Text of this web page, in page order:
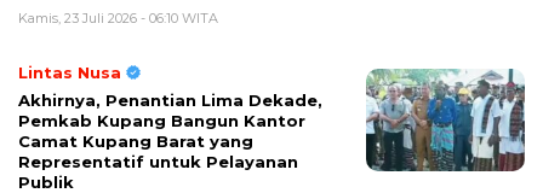
Kamis, 23 Juli 2026 - 06:10 WITA
Lintas Nusa
Akhirnya, Penantian Lima Dekade,
Pemkab Kupang Bangun Kantor
Camat Kupang Barat yang
Representatif untuk Pelayanan
Publik